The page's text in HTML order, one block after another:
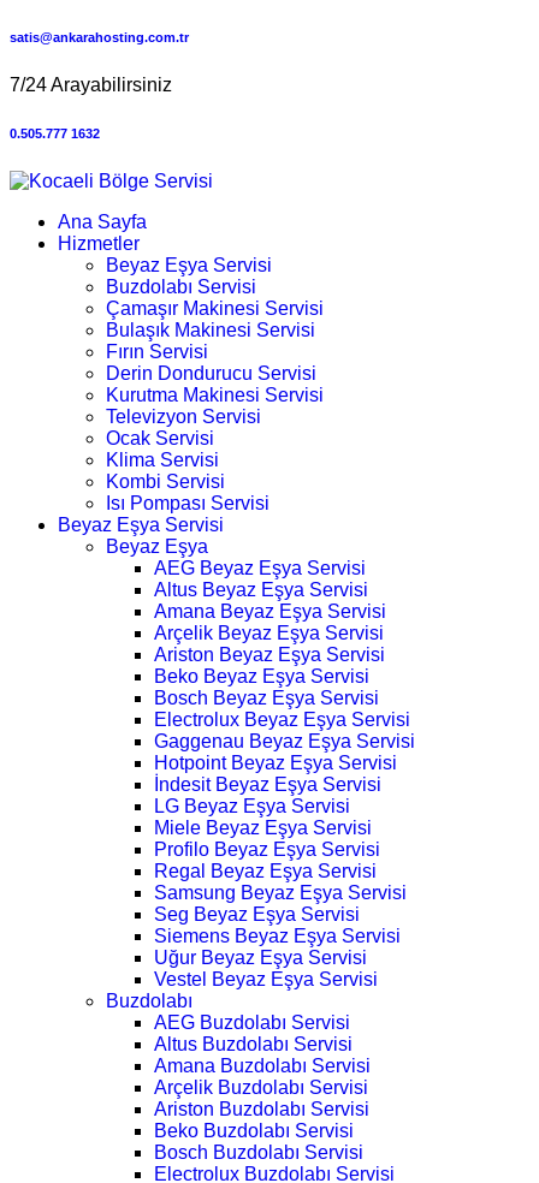
satis@ankarahosting.com.tr
7/24 Arayabilirsiniz
0.505.777 1632
Ana Sayfa
Hizmetler
Beyaz Eşya Servisi
Buzdolabı Servisi
Çamaşır Makinesi Servisi
Bulaşık Makinesi Servisi
Fırın Servisi
Derin Dondurucu Servisi
Kurutma Makinesi Servisi
Televizyon Servisi
Ocak Servisi
Klima Servisi
Kombi Servisi
Isı Pompası Servisi
Beyaz Eşya Servisi
Beyaz Eşya
AEG Beyaz Eşya Servisi
Altus Beyaz Eşya Servisi
Amana Beyaz Eşya Servisi
Arçelik Beyaz Eşya Servisi
Ariston Beyaz Eşya Servisi
Beko Beyaz Eşya Servisi
Bosch Beyaz Eşya Servisi
Electrolux Beyaz Eşya Servisi
Gaggenau Beyaz Eşya Servisi
Hotpoint Beyaz Eşya Servisi
İndesit Beyaz Eşya Servisi
LG Beyaz Eşya Servisi
Miele Beyaz Eşya Servisi
Profilo Beyaz Eşya Servisi
Regal Beyaz Eşya Servisi
Samsung Beyaz Eşya Servisi
Seg Beyaz Eşya Servisi
Siemens Beyaz Eşya Servisi
Uğur Beyaz Eşya Servisi
Vestel Beyaz Eşya Servisi
Buzdolabı
AEG Buzdolabı Servisi
Altus Buzdolabı Servisi
Amana Buzdolabı Servisi
Arçelik Buzdolabı Servisi
Ariston Buzdolabı Servisi
Beko Buzdolabı Servisi
Bosch Buzdolabı Servisi
Electrolux Buzdolabı Servisi